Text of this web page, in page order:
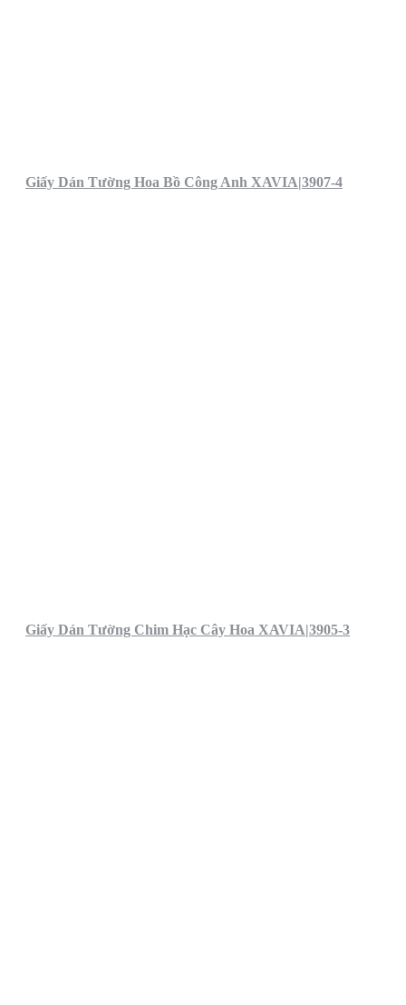
Giấy Dán Tường Hoa Bồ Công Anh XAVIA|3907-4
Giấy Dán Tường Chim Hạc Cây Hoa XAVIA|3905-3